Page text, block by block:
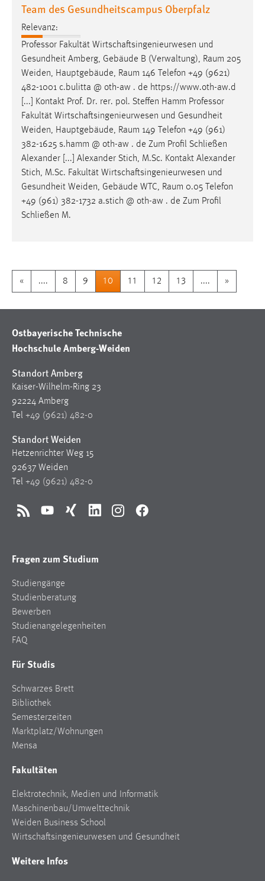
Team des Gesundheitscampus Oberpfalz
Relevanz:
Professor Fakultät Wirtschaftsingenieurwesen und
Gesundheit Amberg, Gebäude B (Verwaltung), Raum 205
Weiden, Hauptgebäude, Raum 146 Telefon +49 (9621)
482-1001 c.bulitta @ oth-aw . de https://www.oth-aw.d
[...] Kontakt Prof. Dr. rer. pol. Steffen Hamm Professor
Fakultät Wirtschaftsingenieurwesen und Gesundheit
Weiden, Hauptgebäude, Raum 149 Telefon +49 (961)
382-1625 s.hamm @ oth-aw . de Zum Profil Schließen
Alexander [...] Alexander Stich, M.Sc. Kontakt Alexander
Stich, M.Sc. Fakultät Wirtschaftsingenieurwesen und
Gesundheit Weiden, Gebäude WTC, Raum 0.05 Telefon
+49 (961) 382-1732 a.stich @ oth-aw . de Zum Profil
Schließen M.
« .... 8 9 10 11 12 13 .... »
Ostbayerische Technische
Hochschule Amberg-Weiden
Standort Amberg
Kaiser-Wilhelm-Ring 23
92224 Amberg
Tel +49 (9621) 482-0
Standort Weiden
Hetzenrichter Weg 15
92637 Weiden
Tel +49 (9621) 482-0
RSS YouTubeXing LinkedInInstagramFacebook
Fragen zum Studium
Studiengänge
Studienberatung
Bewerben
Studienangelegenheiten
FAQ
Für Studis
Schwarzes Brett
Bibliothek
Semesterzeiten
Marktplatz/Wohnungen
Mensa
Fakultäten
Elektrotechnik, Medien und Informatik
Maschinenbau/Umwelttechnik
Weiden Business School
Wirtschaftsingenieurwesen und Gesundheit
Weitere Infos